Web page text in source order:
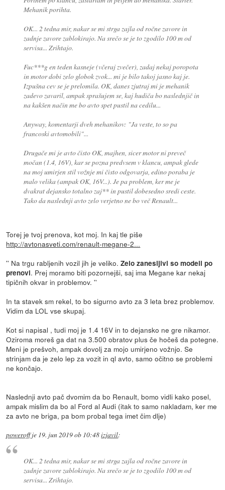
Mehanik porihta.
OK... 2 tedna mir, nakar se mi strga zajla od ročne zavore in
zadnje zavore zablokirajo. Na srečo se je to zgodilo 100 m od
servisa... Zrihtajo.
Fuc***g en teden kasneje (včeraj zvečer), zadaj nekaj poropota
in motor dobi zelo globok zvok... mi je bilo takoj jasno kaj je.
Izpušna cev se je prelomila. OK, danes zjutraj mi je mehanik
zadevo zavaril, ampak sprašujem se, kaj hudiča bo naslednjič in
na kakšen način me bo avto spet pustil na cedilu...
Anyway, komentarji dveh mehanikov: "Ja veste, to so pa
francoski avtomobili"...
Drugače mi je avto čisto OK, majhen, sicer motor ni preveč
močan (1.4, 16V), kar se pozna predvsem v klancu, ampak glede
na moj umirjen stil vožnje mi čisto odgovarja, edino poraba je
malo velika (ampak OK, 16V...). Je pa problem, ker me je
dvakrat dejansko totalno zaj** in pustil dobesedno sredi ceste.
Tako da naslednji avto zelo verjetno ne bo več Renault...
Torej je tvoj prenova, kot moj. In kaj tle piše
http://avtonasveti.com/renault-megane-2...
'' Na trgu rabljenih vozil jih je veliko.Zelo zanesljivi so modeli po
prenovi. Prej moramo biti pozornejši, saj ima Megane kar nekaj
tipičnih okvar in problemov. ''
In ta stavek sm rekel, to bo sigurno avto za 3 leta brez problemov.
Vidim da LOL vse skupaj.
Kot si napisal , tudi moj je 1.4 16V in to dejansko ne gre nikamor.
Oziroma moreš ga dat na 3.500 obratov plus če hočeš da potegne.
Meni je prešvoh, ampak dovolj za mojo umirjeno vožnjo. Se
strinjam da je zelo lep za vozit in ql avto, samo očitno se problemi
ne končajo.
Naslednji avto pač dvomim da bo Renault, bomo vidli kako posel,
ampak mislim da bo al Ford al Audi (itak to samo nakladam, ker me
za avto ne briga, pa bom probal tega imet čim dlje)
poweroffje 19. jun 2019 ob 10:48izjavil:
OK... 2 tedna mir, nakar se mi strga zajla od ročne zavore in
zadnje zavore zablokirajo. Na srečo se je to zgodilo 100 m od
servisa... Zrihtajo.